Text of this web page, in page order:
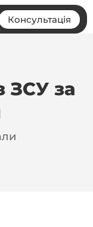
Консультація
ЗСУ за